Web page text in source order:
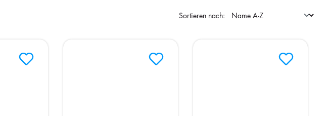
Sortieren nach: